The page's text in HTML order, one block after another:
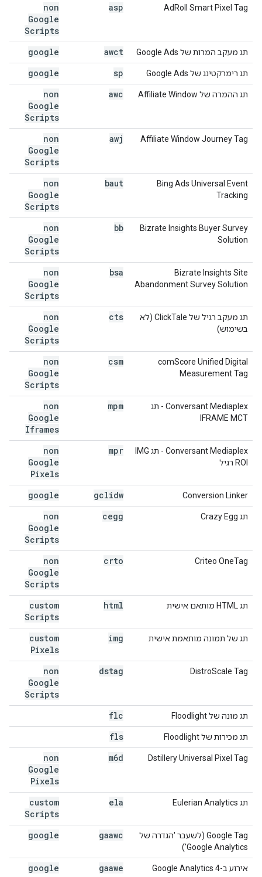
AdRoll Smart Pixel Tag
asp
non
Google
Scripts
תג מעקב המרות של Google Ads awct
google
תג רימרקטינג של Google Ads sp
google
תג ההמרה של Affiliate Window awc
non
Google
Scripts
‫Affiliate Window Journey Tag
awj
non
Google
Scripts
Bing Ads Universal Event
Tracking
baut
non
Google
Scripts
Bizrate Insights Buyer Survey
Solution
bb
non
Google
Scripts
Bizrate Insights Site
Abandonment Survey Solution
bsa
non
Google
Scripts
תג מעקב רגיל של ClickTale (לא
בשימוש)
cts
non
Google
Scripts
‫comScore Unified Digital
Measurement Tag
csm
non
Google
Scripts
‫Conversant Mediaplex - תג
IFRAME MCT
mpm
non
Google
Iframes
‫Conversant Mediaplex - תג IMG
ROI רגיל
mpr
non
Google
Pixels
Conversion Linker
gclidw
google
תג Crazy Egg cegg
non
Google
Scripts
Criteo OneTag
crto
non
Google
Scripts
תג HTML מותאם אישית html
custom
Scripts
תג של תמונה מותאמת אישית img
custom
Pixels
DistroScale Tag
dstag
non
Google
Scripts
תג מונה של Floodlight flc
תג מכירות של Floodlight fls
Dstillery Universal Pixel Tag
m6d
non
Google
Pixels
תג Eulerian Analytics ela
custom
Scripts
‫Google Tag (לשעבר 'הגדרה של
Google Analytics')
gaawc
google
אירוע ב-Google Analytics 4 gaawe
google